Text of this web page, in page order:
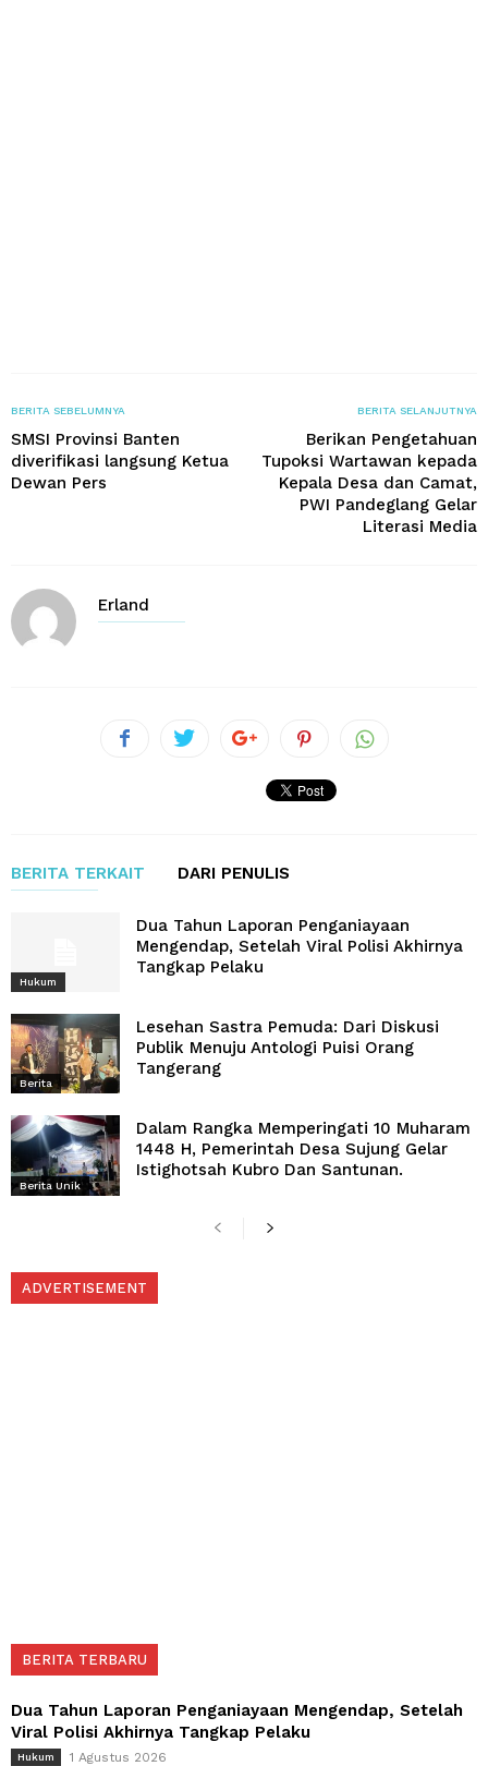
BERITA SEBELUMNYA
SMSI Provinsi Banten
diverifikasi langsung Ketua
Dewan Pers
BERITA SELANJUTNYA
Berikan Pengetahuan
Tupoksi Wartawan kepada
Kepala Desa dan Camat,
PWI Pandeglang Gelar
Literasi Media
Erland
BERITA TERKAIT DARI PENULIS
Hukum
Dua Tahun Laporan Penganiayaan
Mengendap, Setelah Viral Polisi Akhirnya
Tangkap Pelaku
Berita
Lesehan Sastra Pemuda: Dari Diskusi
Publik Menuju Antologi Puisi Orang
Tangerang
Berita Unik
Dalam Rangka Memperingati 10 Muharam
1448 H, Pemerintah Desa Sujung Gelar
Istighotsah Kubro Dan Santunan.
ADVERTISEMENT
BERITA TERBARU
Dua Tahun Laporan Penganiayaan Mengendap, Setelah
Viral Polisi Akhirnya Tangkap Pelaku
Hukum 1 Agustus 2026